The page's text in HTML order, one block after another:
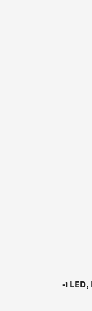
מקרר מקפיא מובנה עם פאנל אחורי LED, NoFrost ו-